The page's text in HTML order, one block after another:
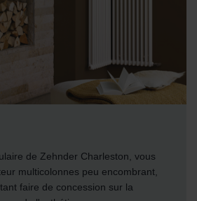
de Zehnder Charleston, vous
multicolonnes peu encombrant,
faire de concession sur la